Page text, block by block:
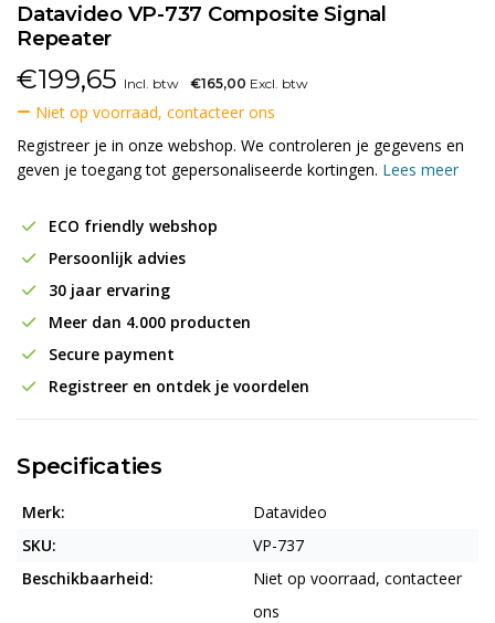
Datavideo VP-737 Composite Signal
Repeater
€199,65 Incl. btw €165,00 Excl. btw
Niet op voorraad, contacteer ons
Registreer je in onze webshop. We controleren je gegevens en
geven je toegang tot gepersonaliseerde kortingen. Lees meer
ECO friendly webshop
Persoonlijk advies
30 jaar ervaring
Meer dan 4.000 producten
Secure payment
Registreer en ontdek je voordelen
Specificaties
Merk:
Datavideo
SKU:
VP-737
Beschikbaarheid:
Niet op voorraad, contacteer
ons